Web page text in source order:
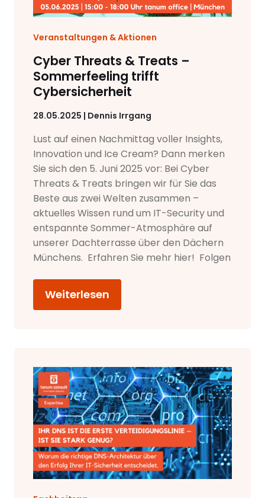
Veranstaltungen & Aktionen
Cyber Threats & Treats –
Sommerfeeling trifft
Cybersicherheit
28.05.2025 | Dennis Irrgang
Lust auf einen Nachmittag voller Insights,
Innovation und Ice Cream? Dann merken
Sie sich den 5. Juni 2025 vor: Bei Cyber
Threats & Treats bringen wir für Sie das
Beste aus zwei Welten zusammen –
aktuelles Wissen rund um IT-Security und
entspannte Sommer-Atmosphäre auf
unserer Dachterrasse über den Dächern
Münchens. Erfahren Sie mehr hier! Folgen
Weiterlesen